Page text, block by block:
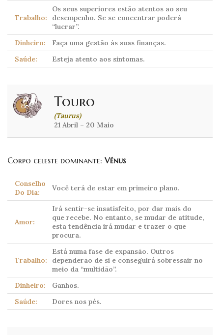
Trabalho:
Os seus superiores estão atentos ao seu
desempenho. Se se concentrar poderá
“lucrar”.
Dinheiro:
Faça uma gestão às suas finanças.
Saúde:
Esteja atento aos sintomas.
Touro
(Taurus)
21 Abril – 20 Maio
Corpo celeste dominante: Vénus
Conselho
Do Dia:
Você terá de estar em primeiro plano.
Amor:
Irá sentir-se insatisfeito, por dar mais do
que recebe. No entanto, se mudar de atitude,
esta tendência irá mudar e trazer o que
procura.
Trabalho:
Está numa fase de expansão. Outros
dependerão de si e conseguirá sobressair no
meio da “multidão”.
Dinheiro:
Ganhos.
Saúde:
Dores nos pés.